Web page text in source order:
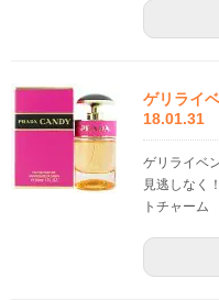
ゲリライ
18.01.31
ゲリライベ
見逃しなく
トチャーム